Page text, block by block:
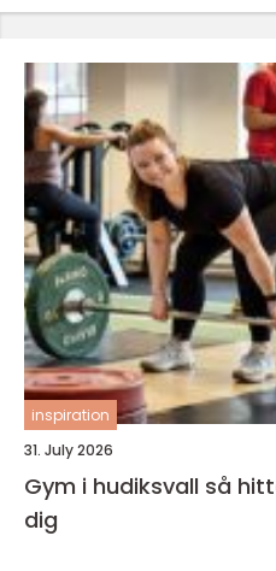
inspiration
31. July 2026
Gym i hudiksvall så hittar du rätt träning för
dig